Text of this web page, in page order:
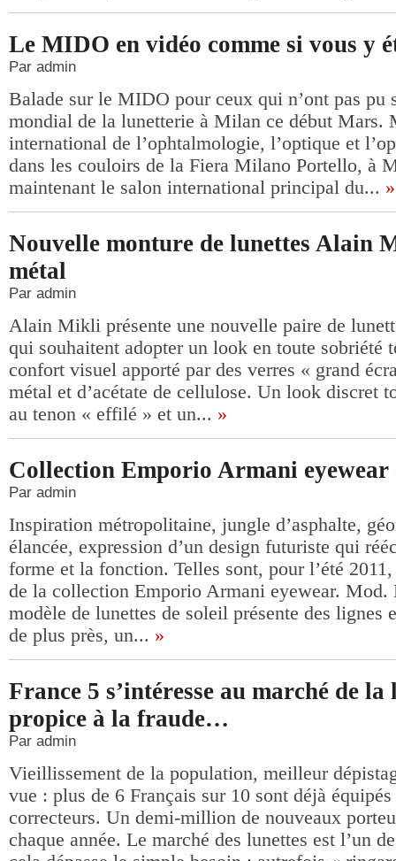
Le MIDO en vidéo comme si vous y
Par admin
Balade sur le MIDO pour ceux qui n’ont pas pu
mondial de la lunetterie à Milan ce début Mars.
international de l’ophtalmologie, l’optique et
dans les couloirs de la Fiera Milano Portello, à
maintenant le salon international principal du... »
Nouvelle monture de lunettes Alain
métal
Par admin
Alain Mikli présente une nouvelle paire de
qui souhaitent adopter un look en toute sobriété
confort visuel apporté par des verres « grand
métal et d’acétate de cellulose. Un look discret
au tenon « effilé » et un... »
Collection Emporio Armani eyewear
Par admin
Inspiration métropolitaine, jungle d’asphalte,
élancée, expression d’un design futuriste qui
forme et la fonction. Telles sont, pour l’été
de la collection Emporio Armani eyewear. Mod.
modèle de lunettes de soleil présente des lignes
de plus près, un... »
France 5 s’intéresse au marché de
propice à la fraude…
Par admin
Vieillissement de la population, meilleur
vue : plus de 6 Français sur 10 sont déjà équipés
correcteurs. Un demi-million de nouveaux
chaque année. Le marché des lunettes est l’un